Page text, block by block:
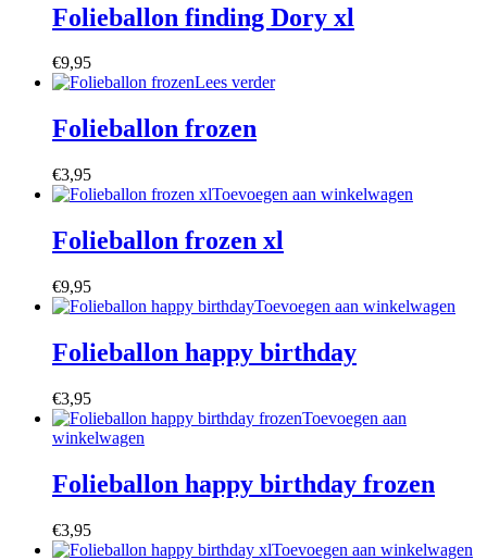
Folieballon finding Dory xl
€9,95
Lees verder
Folieballon frozen
€3,95
Toevoegen aan winkelwagen
Folieballon frozen xl
€9,95
Toevoegen aan winkelwagen
Folieballon happy birthday
€3,95
Toevoegen aan
winkelwagen
Folieballon happy birthday frozen
€3,95
Toevoegen aan winkelwagen